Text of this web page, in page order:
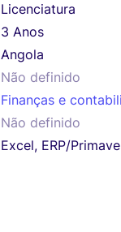
Licenciatura
3 Anos
Angola
Não definido
Finanças e
Não definido
Excel, ERP/